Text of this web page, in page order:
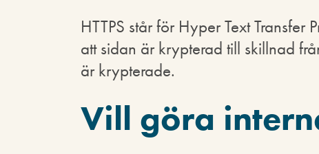
HTTPS står för Hyper Text
att sidan är krypterad till skillnad
är krypterade.
Vill göra